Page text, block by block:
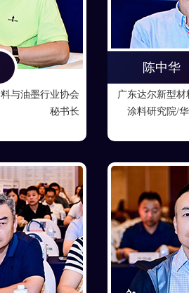
成都涂料行业协会
副秘书长
肖志军
展辰集团